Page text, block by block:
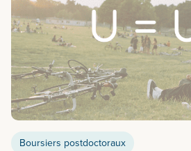
Boursiers postdoctoraux